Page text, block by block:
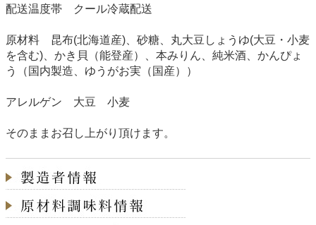
配送温度帯 クール冷蔵配送
原材料 昆布(北海道産)、砂糖、丸大豆しょうゆ(大豆・小麦
を含む)、かき貝（能登産）、本みりん、純米酒、かんぴょ
う（国内製造、ゆうがお実（国産））
アレルゲン 大豆 小麦
そのままお召し上がり頂けます。